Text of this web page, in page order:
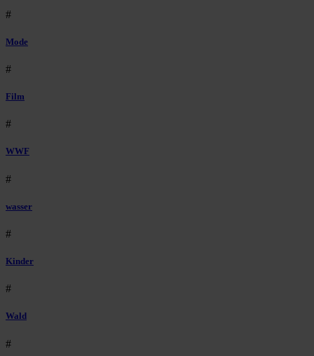
#
Mode
#
Film
#
WWF
#
wasser
#
Kinder
#
Wald
#